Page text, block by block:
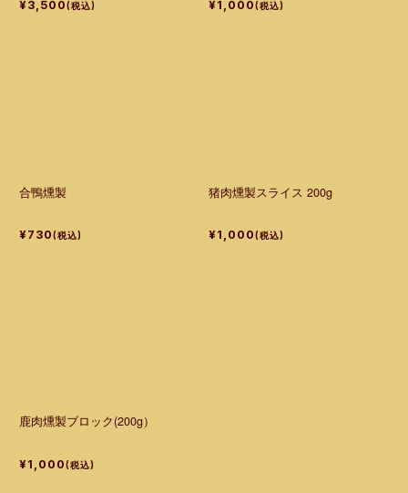
¥3,500(税込) ¥1,000(税込)
合鴨燻製
¥730(税込)
猪肉燻製スライス 200g
¥1,000(税込)
鹿肉燻製ブロック(200g）
¥1,000(税込)